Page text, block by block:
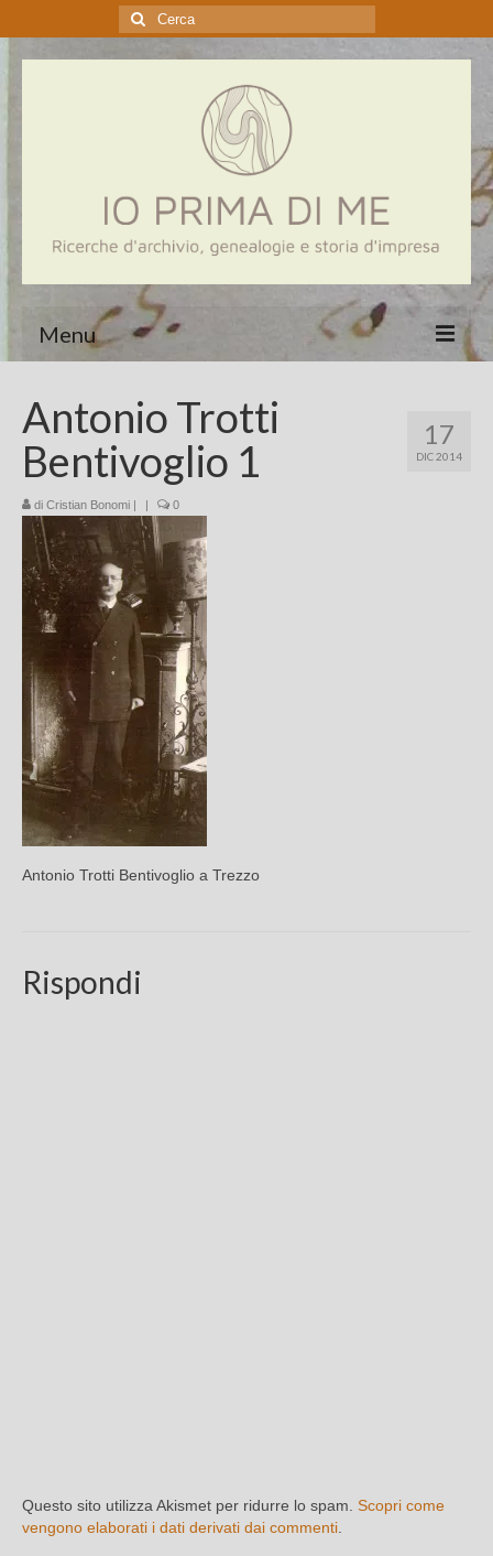
Cerca:
Menu
Genealogia
Aziende
Chi sono
FAQ
Contatti
17
DIC 2014
Antonio Trotti
Bentivoglio 1
di Cristian Bonomi | | 0
Antonio Trotti Bentivoglio a Trezzo
Rispondi
Questo sito utilizza Akismet per ridurre lo spam. Scopri come
vengono elaborati i dati derivati dai commenti